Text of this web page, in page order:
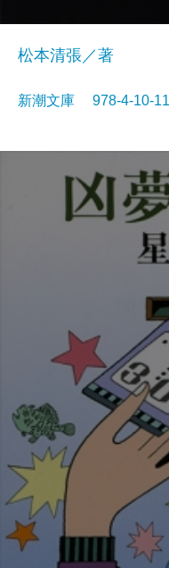
松本清張／著
新潮文庫 978-4-10-